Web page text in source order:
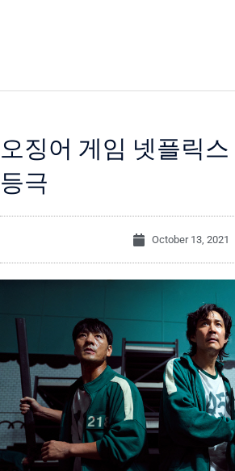
오징어 게임 넷플릭
등극
October 13, 2021